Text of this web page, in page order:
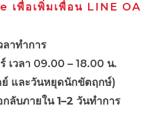
เพื่อเพิ่มเพื่อน LINE OA
ลาทำการ
เวลา 09.00 – 18.00 น.
ย์ และวันหยุดนักขัตฤกษ์)
กลับภายใน1–2 วันทำการ